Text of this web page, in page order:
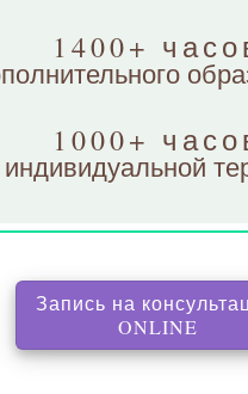
1400+
1000+
индивидуальной
Запись на
ONLINE,